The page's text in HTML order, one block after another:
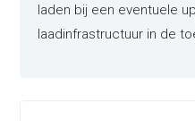
laden bij een eventuele
laadinfrastructuur in de